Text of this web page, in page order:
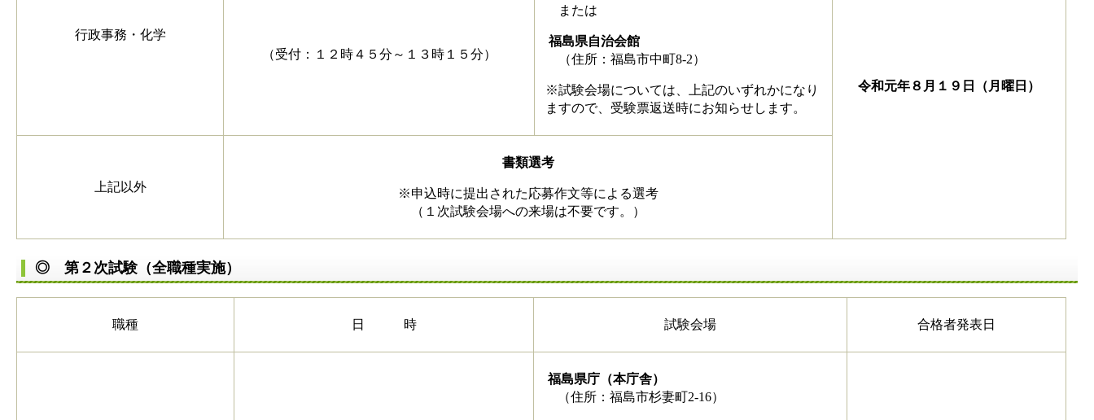
行政事務・化学
（受付：１２時４５分～１３時１５分）
または
福島県自治会館
（住所：福島市中町8-2）
※試験会場については、上記のいずれかになり
ますので、受験票返送時にお知らせします。
令和元年８月１９日（月曜日）
上記以外
書類選考
※申込時に提出された応募作文等による選考
（１次試験会場への来場は不要です。）
◎ 第２次試験（全職種実施）
職種 日 時 試験会場 合格者発表日
福島県庁（本庁舎）
（住所：福島市杉妻町2-16）